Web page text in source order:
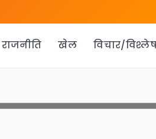
राजनीति खेल विचार/